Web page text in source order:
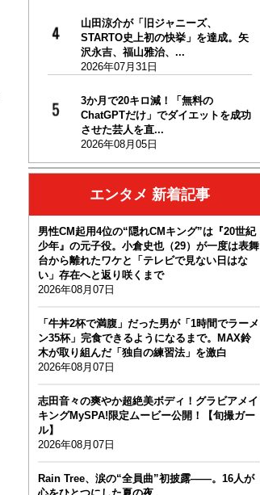
山田涼介が「旧ジャニーズ、
STARTO史上初の快挙」を達成。矢
沢永吉、福山雅治、...
2026年07月31日
3か月で20キロ減！「無料の
ChatGPTだけ」でダイエットを成功
させた芸人を直...
2026年08月05日
エンタメ 新着記事
男性CM起用4位の“隠れCMキング”は『20世紀
少年』の元子役。小倉史也（29）が一度は表舞
台から離れたワケと「テレビで見ない日はな
い」存在へと返り咲くまで
2026年08月07日
「牛丼2杯で満腹」だった男が「1時間でラーメ
ン35杯」完食できるようになるまで。MAX鈴
木が取り組んだ「独自の練習法」を激白
2026年08月07日
志田音々の爽やか超絶美ボディ！グラビアメイ
キングMySPA!限定ムービー公開！【旬撮ガー
ル】
2026年08月07日
Rain Tree、涙の“全員曲”初披露――。16人が